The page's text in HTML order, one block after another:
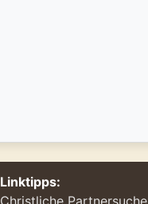
Linktipps:
Christliche Partnersuche